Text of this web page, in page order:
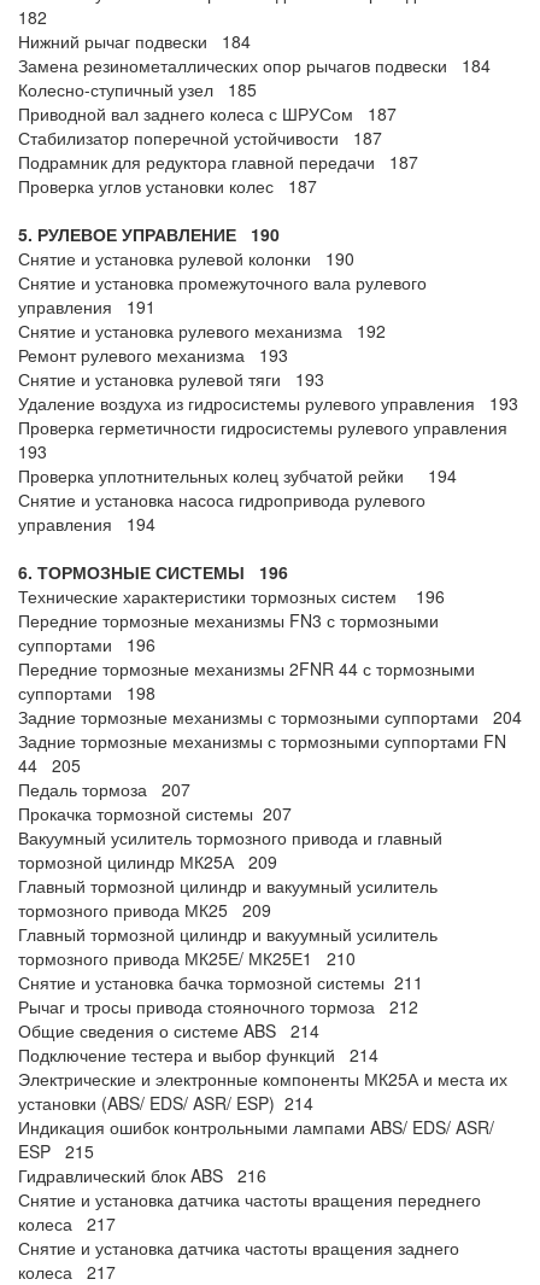
182
Нижний рычаг подвески 184
Замена резинометаллических опор рычагов подвески 184
Колесно-ступичный узел 185
Приводной вал заднего колеса с ШРУСом 187
Стабилизатор поперечной устойчивости 187
Подрамник для редуктора главной передачи 187
Проверка углов установки колес 187
5. РУЛЕВОЕ УПРАВЛЕНИЕ 190
Снятие и установка рулевой колонки 190
Снятие и установка промежуточного вала рулевого
управления 191
Снятие и установка рулевого механизма 192
Ремонт рулевого механизма 193
Снятие и установка рулевой тяги 193
Удаление воздуха из гидросистемы рулевого управления 193
Проверка герметичности гидросистемы рулевого управления
193
Проверка уплотнительных колец зубчатой рейки 194
Снятие и установка насоса гидропривода рулевого
управления 194
6. ТОРМОЗНЫЕ СИСТЕМЫ 196
Технические характеристики тормозных систем 196
Передние тормозные механизмы FN3 с тормозными
суппортами 196
Передние тормозные механизмы 2FNR 44 с тормозными
суппортами 198
Задние тормозные механизмы с тормозными суппортами 204
Задние тормозные механизмы с тормозными суппортами FN
44 205
Педаль тормоза 207
Прокачка тормозной системы 207
Вакуумный усилитель тормозного привода и главный
тормозной цилиндр МК25А 209
Главный тормозной цилиндр и вакуумный усилитель
тормозного привода МК25 209
Главный тормозной цилиндр и вакуумный усилитель
тормозного привода МК25Е/ МК25Е1 210
Снятие и установка бачка тормозной системы 211
Рычаг и тросы привода стояночного тормоза 212
Общие сведения о системе ABS 214
Подключение тестера и выбор функций 214
Электрические и электронные компоненты МК25А и места их
установки (ABS/ EDS/ ASR/ ESP) 214
Индикация ошибок контрольными лампами ABS/ EDS/ ASR/
ESP 215
Гидравлический блок ABS 216
Снятие и установка датчика частоты вращения переднего
колеса 217
Снятие и установка датчика частоты вращения заднего
колеса 217